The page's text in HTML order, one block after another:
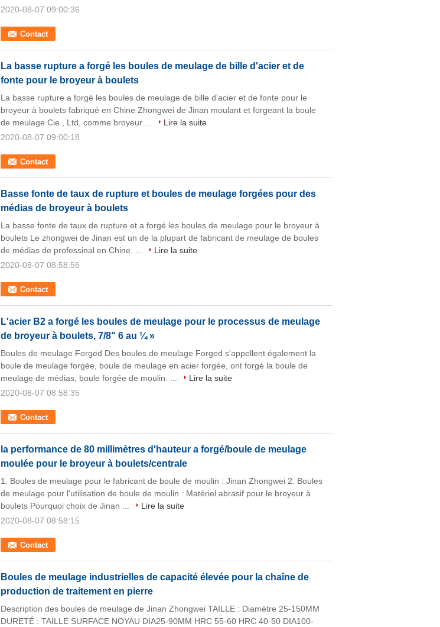
Contact
2020-08-07 09:00:36
La basse rupture a forgé les boules de meulage de bille d'acier et de
fonte pour le broyeur à boulets
Contact
La basse rupture a forgé les boules de meulage de bille d'acier et de fonte pour le
broyeur à boulets fabriqué en Chine Zhongwei de Jinan moulant et forgeant la boule
de meulage Cie., Ltd, comme broyeur ...
Lire la suite
2020-08-07 09:00:18
Basse fonte de taux de rupture et boules de meulage forgées pour des
médias de broyeur à boulets
Contact
La basse fonte de taux de rupture et a forgé les boules de meulage pour le broyeur à
boulets Le zhongwei de Jinan est un de la plupart de fabricant de meulage de boules
de médias de professinal en Chine. ...
Lire la suite
2020-08-07 08:58:56
L'acier B2 a forgé les boules de meulage pour le processus de meulage
de broyeur à boulets, 7/8" 6 au ¼ »
Contact
Boules de meulage Forged Des boules de meulage Forged s'appellent également la
boule de meulage forgée, boule de meulage en acier forgée, ont forgé la boule de
meulage de médias, boule forgée de moulin. ...
Lire la suite
2020-08-07 08:58:35
la performance de 80 millimètres d'hauteur a forgé/boule de meulage
moulée pour le broyeur à boulets/centrale
Contact
1. Boules de meulage pour le fabricant de boule de moulin : Jinan Zhongwei 2. Boules
de meulage pour l'utilisation de boule de moulin : Matériel abrasif pour le broyeur à
boulets Pourquoi choix de Jinan ...
Lire la suite
2020-08-07 08:58:15
Boules de meulage industrielles de capacité élevée pour la chaîne de
production de traitement en pierre
Description des boules de meulage de Jinan Zhongwei TAILLE : Diamètre 25-150MM
DURETÉ : TAILLE SURFACE NOYAU DIA25-90MM HRC 55-60 HRC 40-50 DIA100-